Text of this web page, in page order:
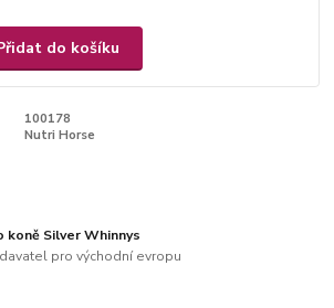
do košíku
100178
Nutri Horse
koně Silver Whinnys
pro východní evropu